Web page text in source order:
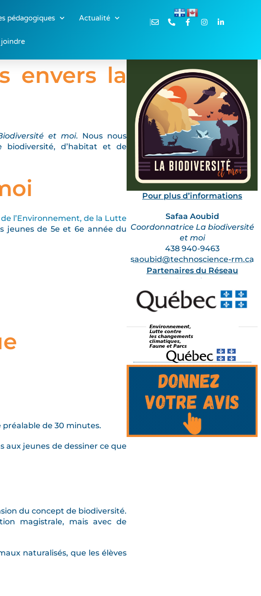
pédagogiques Actualité
envers la
et moi. Nous nous
biodiversité, d’habitat et de
l’Environnement, de la Lutte
jeunes de 5e et 6e année du
de 30 minutes.
aux jeunes de dessiner ce que
du concept de biodiversité.
magistrale, mais avec de
naturalisés, que les élèves
Pour plus d’informations
Safaa Aoubid
Coordonnatrice La biodiversité
et moi
438 940-9463
saoubid@technoscience-rm.ca
Partenaires du Réseau
Technoscience